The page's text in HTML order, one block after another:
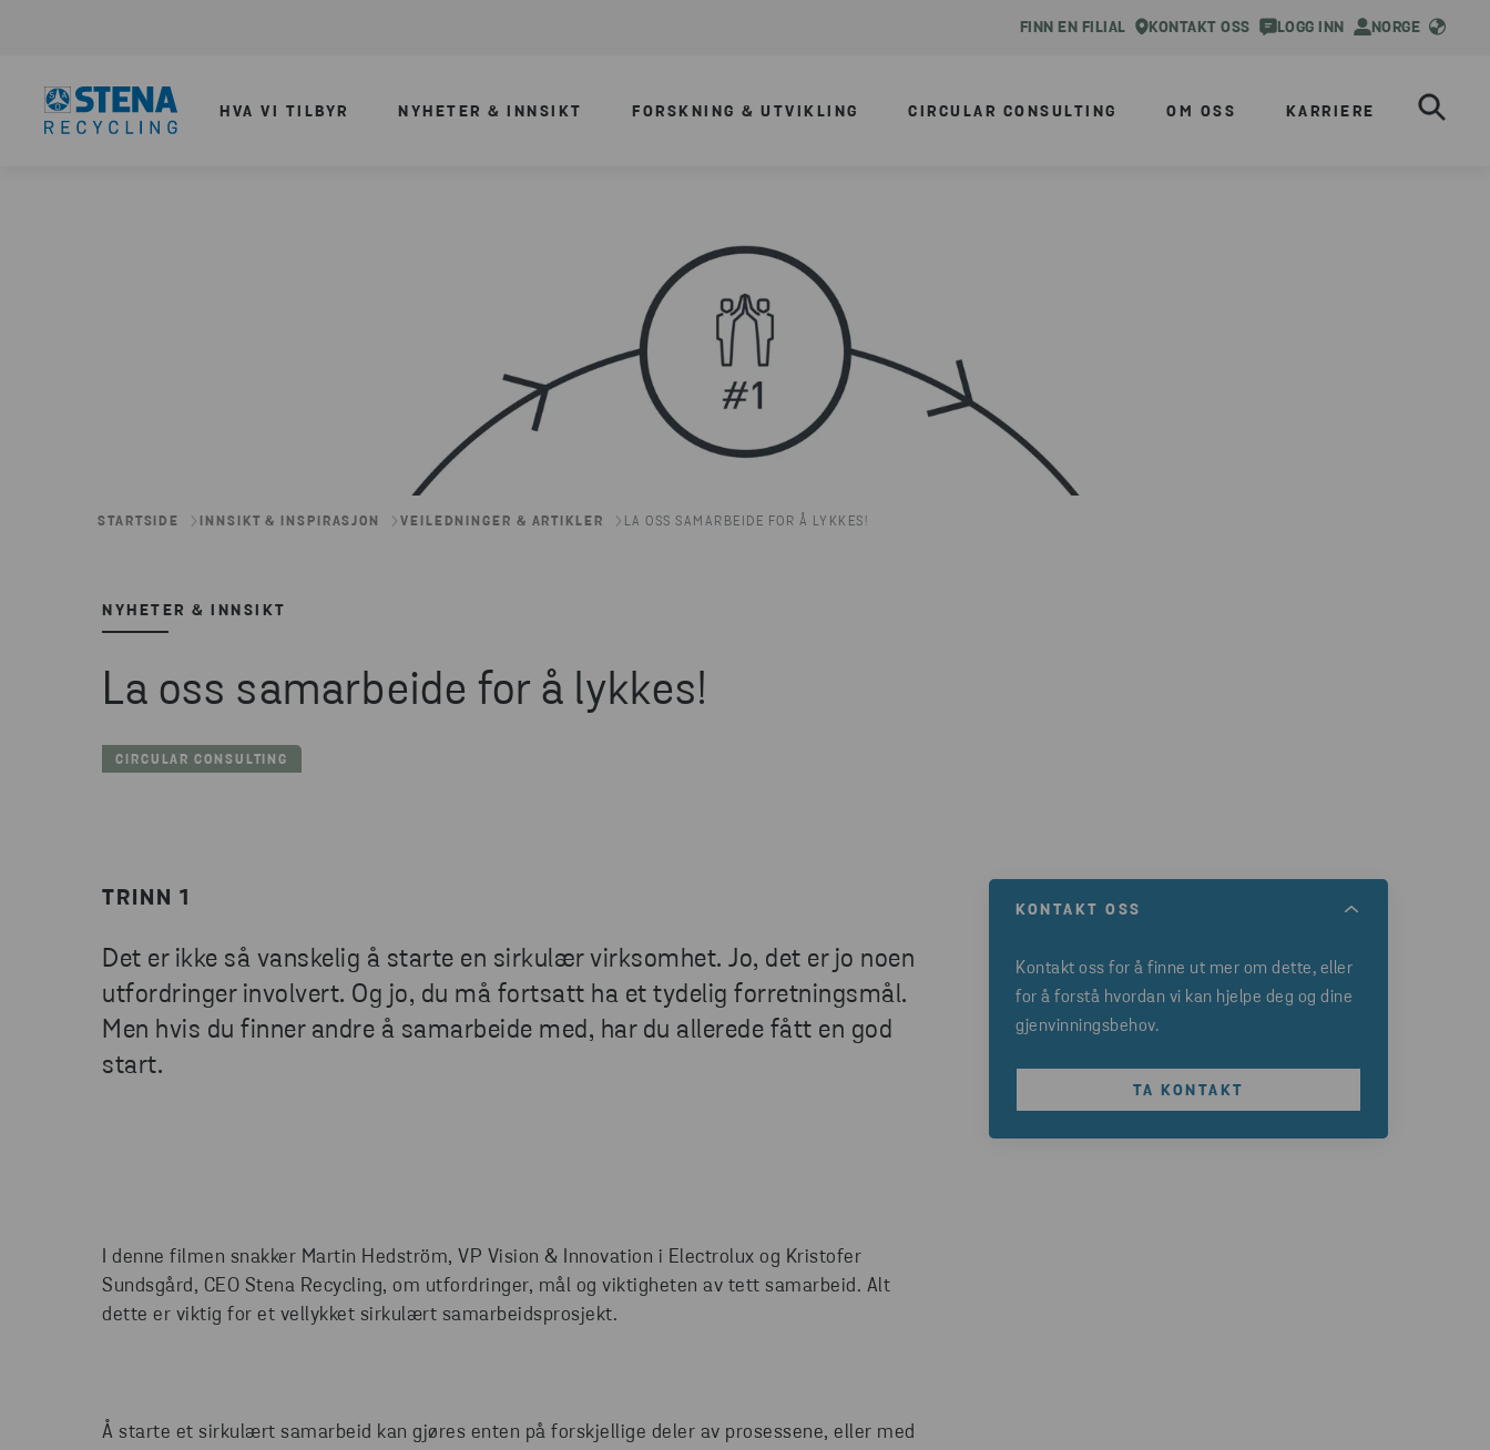
FINN EN FILIAL KONTAKT OSS LOGG INN NORGE
HVA VI TILBYR NYHETER & INNSIKT FORSKNING & UTVIKLING CIRCULAR CONSULTING OM OSS KARRIERE
STARTSIDE INNSIKT & INSPIRASJON VEILEDNINGER & ARTIKLER LA OSS SAMARBEIDE FOR Å LYKKES!
NYHETER & INNSIKT
La oss samarbeide for å lykkes!
CIRCULAR CONSULTING
TRINN 1
Det er ikke så vanskelig å starte en sirkulær virksomhet. Jo, det er jo noen
utfordringer involvert. Og jo, du må fortsatt ha et tydelig forretningsmål.
Men hvis du finner andre å samarbeide med, har du allerede fått en god
start.
I denne filmen snakker Martin Hedström, VP Vision & Innovation i Electrolux og Kristofer
Sundsgård, CEO Stena Recycling, om utfordringer, mål og viktigheten av tett samarbeid. Alt
dette er viktig for et vellykket sirkulært samarbeidsprosjekt.
Å starte et sirkulært samarbeid kan gjøres enten på forskjellige deler av prosessene, eller med
KONTAKT OSS
Kontakt oss for å finne ut mer om dette, eller
for å forstå hvordan vi kan hjelpe deg og dine
gjenvinningsbehov.
TA KONTAKT